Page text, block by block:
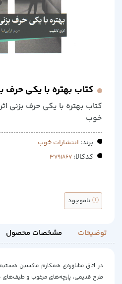
کتاب بهتره با یکی حرف
کتاب بهتره با یکی حرف بزنی
خوب
برند: انتشارات خوب
کدکالا:
ناموجود
توضیحات مشخصات محصول
در اتاق مشاوره‌ی همکارم ماکسین
طرح قدیمی، پارچه‌های مرغوب و طیف‌های